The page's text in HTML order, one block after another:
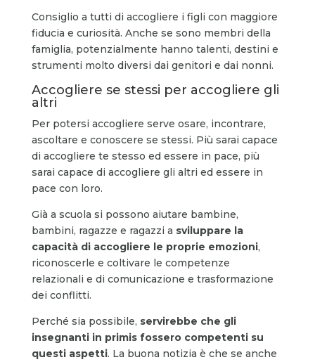
Consiglio a tutti di accogliere i figli con maggiore
fiducia e curiosità. Anche se sono membri della
famiglia, potenzialmente hanno talenti, destini e
strumenti molto diversi dai genitori e dai nonni.
Accogliere se stessi per accogliere gli
altri
Per potersi accogliere serve osare, incontrare,
ascoltare e conoscere se stessi. Più sarai capace
di accogliere te stesso ed essere in pace, più
sarai capace di accogliere gli altri ed essere in
pace con loro.
Già a scuola si possono aiutare bambine,
bambini, ragazze e ragazzi a sviluppare la
capacità di accogliere le proprie emozioni,
riconoscerle e coltivare le competenze
relazionali e di comunicazione e trasformazione
dei conflitti.
Perché sia possibile, servirebbe che gli
insegnanti in primis fossero competenti su
questi aspetti. La buona notizia è che se anche